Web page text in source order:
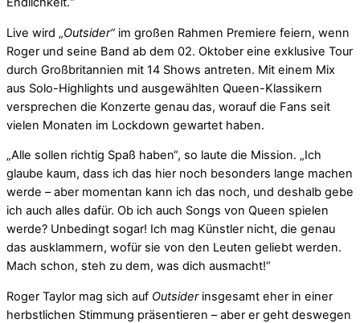
Live wird „Outsider“im großen Rahmen Premiere feiern, wenn
Roger und seine Band ab dem 02. Oktober eine exklusive Tour
durch Großbritannien mit 14 Shows antreten. Mit einem Mix
aus Solo-Highlights und ausgewählten Queen-Klassikern
versprechen die Konzerte genau das, worauf die Fans seit
vielen Monaten im Lockdown gewartet haben.
„Alle sollen richtig Spaß haben“, so laute die Mission. „Ich
glaube kaum, dass ich das hier noch besonders lange machen
werde – aber momentan kann ich das noch, und deshalb gebe
ich auch alles dafür. Ob ich auch Songs von Queen spielen
werde? Unbedingt sogar! Ich mag Künstler nicht, die genau
das ausklammern, wofür sie von den Leuten geliebt werden.
Mach schon, steh zu dem, was dich ausmacht!“
Roger Taylor mag sich auf Outsiderinsgesamt eher in einer
herbstlichen Stimmung präsentieren – aber er geht deswegen